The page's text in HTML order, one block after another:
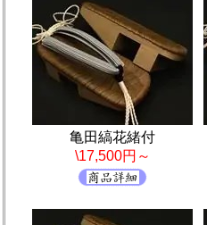
亀田縞花緒付
\17,500円～